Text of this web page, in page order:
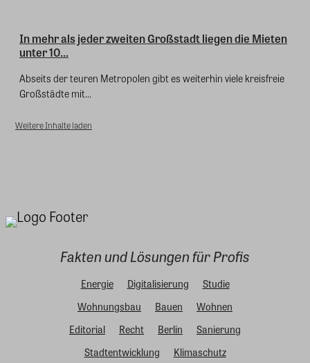
In mehr als jeder zweiten Großstadt liegen die Mieten
unter 10...
Abseits der teuren Metropolen gibt es weiterhin viele kreisfreie
Großstädte mit...
Weitere Inhalte laden
Fakten und Lösungen für Profis
Energie Digitalisierung
Studie
Wohnungsbau
Bauen
Wohnen
Editorial
Recht Berlin
Sanierung
Stadtentwicklung
Klimaschutz